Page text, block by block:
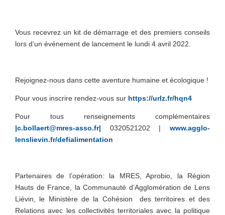
Vous recevrez un kit de démarrage et des premiers conseils
lors d’un événement de lancement le lundi 4 avril 2022.
Rejoignez-nous dans cette aventure humaine et écologique !
Pour vous inscrire rendez-vous sur https://urlz.fr/hqn4
Pour tous renseignements complémentaires
|c.bollaert@mres-asso.fr| 0320521202 | www.agglo-
lenslievin.fr/defialimentation
Partenaires de l’opération: la MRES, Aprobio, la Région
Hauts de France, la Communauté d’Agglomération de Lens
Liévin, le Ministère de la Cohésion des territoires et des
Relations avec les collectivités territoriales avec la politique